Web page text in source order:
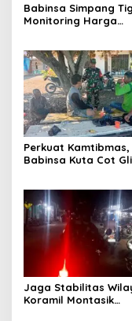
Babinsa Simpang
Monitoring Harga
Ketersediaan Bahan
Perkuat Kamtibmas,
Babinsa Kuta Cot
Jaga Stabilitas
Koramil Montasik